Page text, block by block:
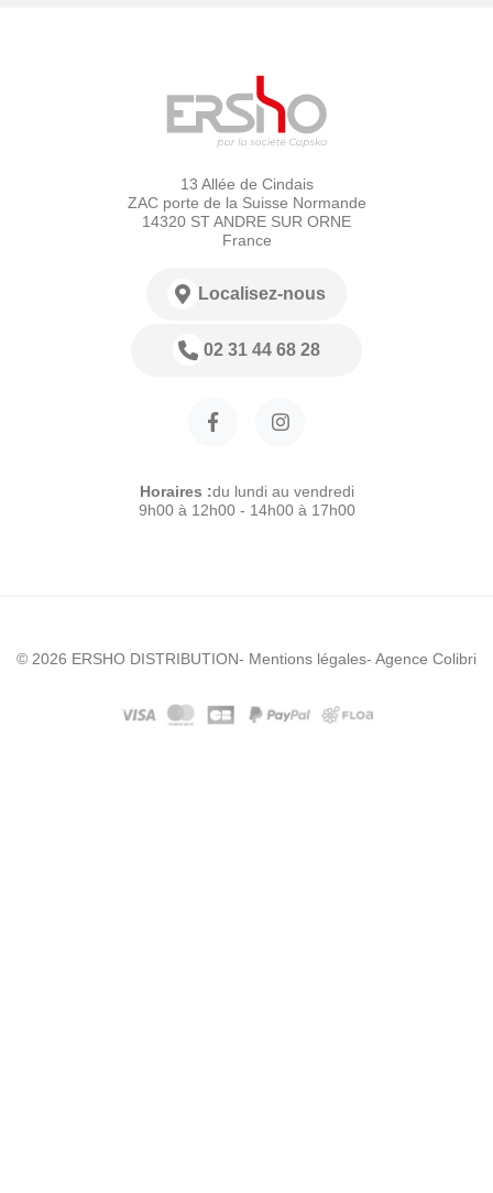
13 Allée de Cindais
ZAC porte de la Suisse Normande
14320 ST ANDRE SUR ORNE
France
Localisez-nous
02 31 44 68 28
Horaires :du lundi au vendredi
9h00 à 12h00 - 14h00 à 17h00
© 2026 ERSHO DISTRIBUTION- Mentions légales- Agence Colibri